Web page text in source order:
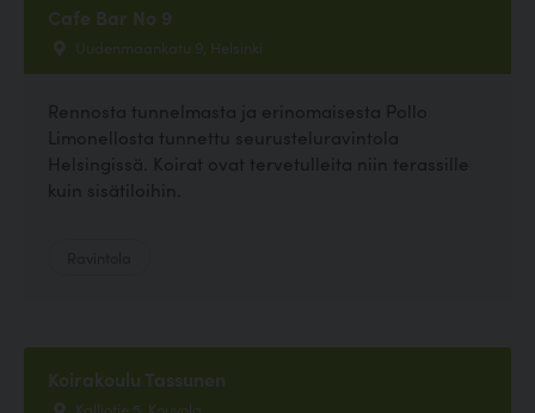
Cafe Bar No 9
Uudenmaankatu 9, Helsinki
Rennosta tunnelmasta ja erinomaisesta Pollo
Limonellosta tunnettu seurusteluravintola
Helsingissä. Koirat ovat tervetulleita niin terassille
kuin sisätiloihin.
Koirakoulu Tassunen
Kalliotie 5, Kouvola